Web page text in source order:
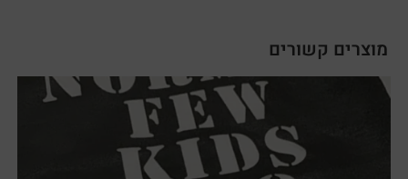
מוצרים קשורים